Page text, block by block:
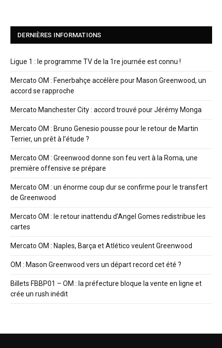
DERNIÈRES INFORMATIONS
Ligue 1 : le programme TV de la 1re journée est connu !
Mercato OM : Fenerbahçe accélère pour Mason Greenwood, un
accord se rapproche
Mercato Manchester City : accord trouvé pour Jérémy Monga
Mercato OM : Bruno Genesio pousse pour le retour de Martin
Terrier, un prêt à l’étude ?
Mercato OM : Greenwood donne son feu vert à la Roma, une
première offensive se prépare
Mercato OM : un énorme coup dur se confirme pour le transfert
de Greenwood
Mercato OM : le retour inattendu d’Angel Gomes redistribue les
cartes
Mercato OM : Naples, Barça et Atlético veulent Greenwood
OM : Mason Greenwood vers un départ record cet été ?
Billets FBBP01 – OM : la préfecture bloque la vente en ligne et
crée un rush inédit